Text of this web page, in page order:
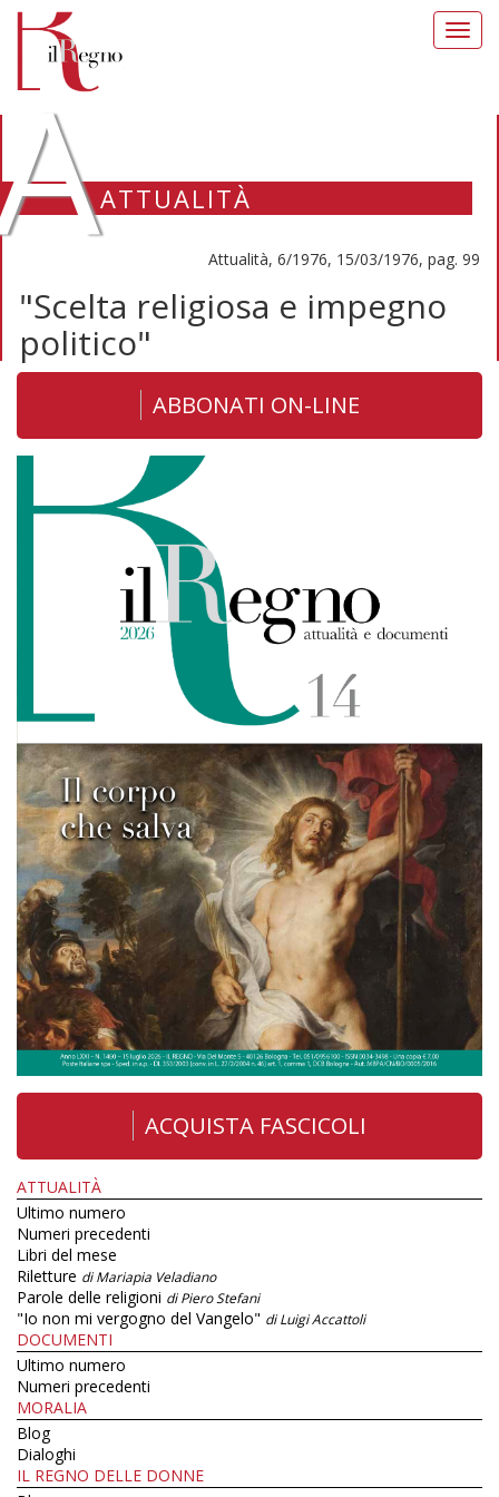
ATTUALITÀ
Attualità, 6/1976, 15/03/1976, pag. 99
"Scelta religiosa e impegno
politico"
ABBONATI ON-LINE
ACQUISTA FASCICOLI
ATTUALITÀ
Ultimo numero
Numeri precedenti
Libri del mese
Riletture di Mariapia Veladiano
Parole delle religioni di Piero Stefani
"Io non mi vergogno del Vangelo" di Luigi Accattoli
DOCUMENTI
Ultimo numero
Numeri precedenti
MORALIA
Blog
Dialoghi
IL REGNO DELLE DONNE